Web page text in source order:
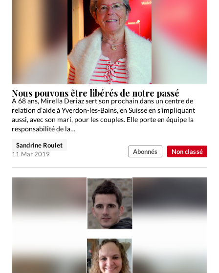
Non classé
Nous pouvons être libérés de notre passé
A 68 ans, Mirella Deriaz sert son prochain dans un centre de
relation d’aide à Yverdon-les-Bains, en Suisse en s’impliquant
aussi, avec son mari, pour les couples. Elle porte en équipe la
responsabilité de la…
Sandrine Roulet
11 Mar 2019
Abonnés